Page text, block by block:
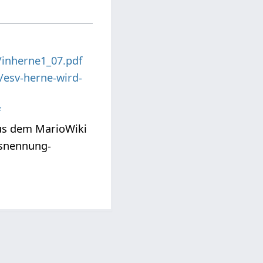
herne-wird-
dem MarioWiki